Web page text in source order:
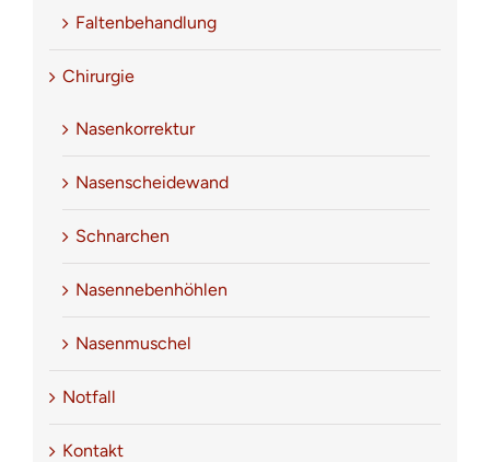
Faltenbehandlung
Chirurgie
Nasenkorrektur
Nasenscheidewand
Schnarchen
Nasennebenhöhlen
Nasenmuschel
Notfall
Kontakt